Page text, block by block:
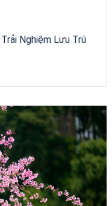
Nghiệm Lưu Trú